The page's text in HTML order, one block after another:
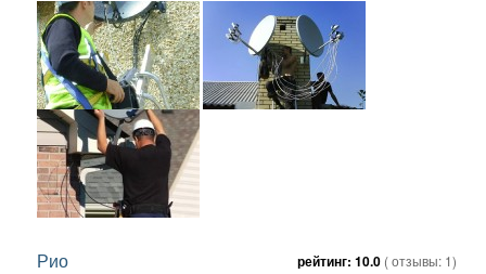
Рио рейтинг: 10.0 ( отзывы: 1)